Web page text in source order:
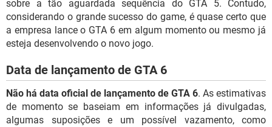
sobre a tão aguardada sequência do GTA 5. Contudo,
considerando o grande sucesso do game, é quase certo que
a empresa lance o GTA 6 em algum momento ou mesmo já
esteja desenvolvendo o novo jogo.
Data de lançamento de GTA 6
Não há data oficial de lançamento de GTA 6. As estimativas
de momento se baseiam em informações já divulgadas,
algumas suposições e um possível vazamento, como